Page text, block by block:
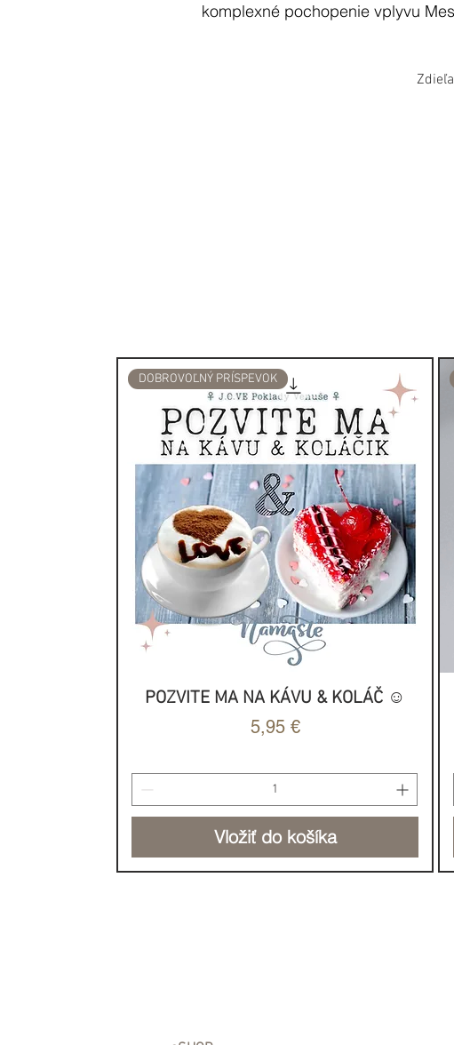
komplexné pochopenie vplyvu
transformáciu, rast a osvietenie.
symbolizuje našu potrebu
múdrosti. Je to čas vyvrcholenia
našu Cestu vpred a nabáda nás k
ktoré vám pomôžu maximalizovať
vašu duchovnú prax. Využite
svoj transformačný potenciál.
Prijmite túto nebeskú udalosť a
cestu s väčšou jasnosťou a
praktický eBook ešte dnes a
vyššiemu Ja.
Nájdete tu aj užitočné denníkové
na mieru tohto Splnu Mesiaca, či
tarotom a krištálmi pre
času vo svoj najvyšší prospech a
prax v rámci tohto obdobia.
Stačí si ho stiahnuť a môžete začať
Formát: A4 pdf dokument vo
Rýchle zobrazenie
DOBROVOĽNÝ PRÍSPEVOK
POZVITE MA NA KÁVU & KOLÁČ ☺️
Cena
5,95 €
Vložiť do košíka